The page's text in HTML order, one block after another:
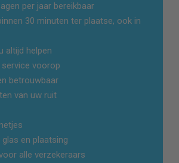
per jaar bereikbaar
30 minuten ter plaatse, ook in
altijd helpen
voorop
betrouwbaar
van uw ruit
en plaatsing
alle verzekeraars